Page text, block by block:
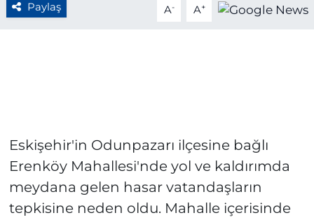
Paylaş A- A+
Eskişehir'in Odunpazarı ilçesine bağlı
Erenköy Mahallesi'nde yol ve kaldırımda
meydana gelen hasar vatandaşların
tepkisine neden oldu. Mahalle içerisinde